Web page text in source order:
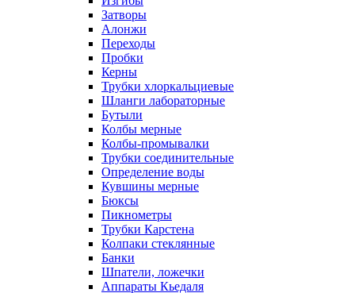
Затворы
Алонжи
Переходы
Пробки
Керны
Трубки хлоркальциевые
Шланги лабораторные
Бутыли
Колбы мерные
Колбы-промывалки
Трубки соединительные
Определение воды
Кувшины мерные
Бюксы
Пикнометры
Трубки Карстена
Колпаки стеклянные
Банки
Шпатели, ложечки
Аппараты Кьедаля